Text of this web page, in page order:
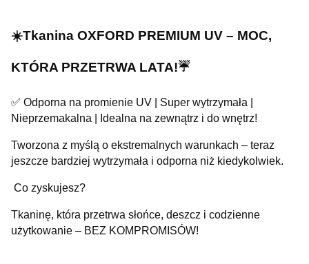
☀️Tkanina OXFORD PREMIUM UV – MOC,
KTÓRA PRZETRWA LATA!☔
✅ Odporna na promienie UV | Super wytrzymała |
Nieprzemakalna | Idealna na zewnątrz i do wnętrz!
Tworzona z myślą o ekstremalnych warunkach – teraz
jeszcze bardziej wytrzymała i odporna niż kiedykolwiek.
️ Co zyskujesz?
Tkaninę, która przetrwa słońce, deszcz i codzienne
użytkowanie – BEZ KOMPROMISÓW!